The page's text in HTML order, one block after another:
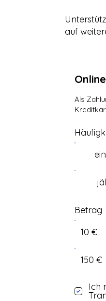
auf
Als
Betrag
10 €
150 €
Ich